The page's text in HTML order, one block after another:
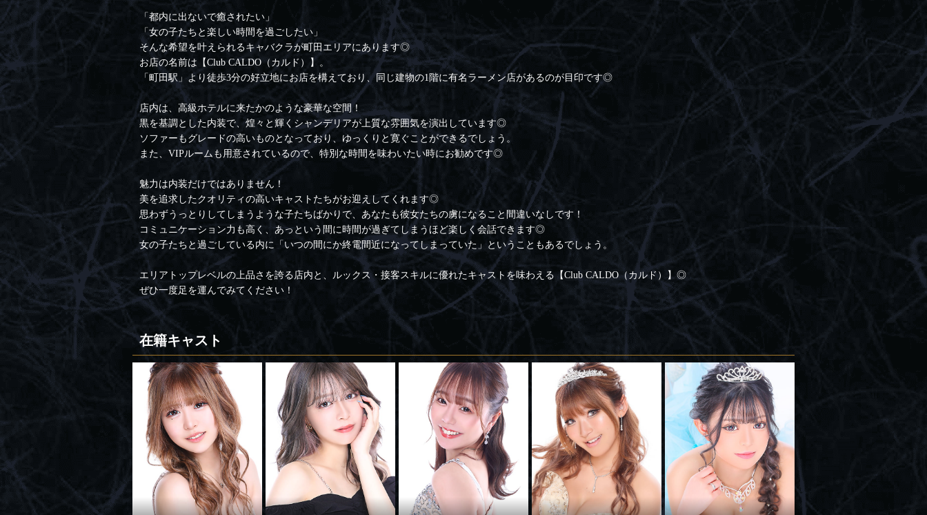
「都内に出ないで癒されたい」
「女の子たちと楽しい時間を過ごしたい」
そんな希望を叶えられるキャバクラが町田エリアにあります◎
お店の名前は【Club CALDO（カルド）】。
「町田駅」より徒歩3分の好立地にお店を構えており、同じ建物の1階に有名ラーメン店があるのが目印です◎
店内は、高級ホテルに来たかのような豪華な空間！
黒を基調とした内装で、煌々と輝くシャンデリアが上質な雰囲気を演出しています◎
ソファーもグレードの高いものとなっており、ゆっくりと寛ぐことができるでしょう。
また、VIPルームも用意されているので、特別な時間を味わいたい時にお勧めです◎
魅力は内装だけではありません！
美を追求したクオリティの高いキャストたちがお迎えしてくれます◎
思わずうっとりしてしまうような子たちばかりで、あなたも彼女たちの虜になること間違いなしです！
コミュニケーション力も高く、あっという間に時間が過ぎてしまうほど楽しく会話できます◎
女の子たちと過ごしている内に「いつの間にか終電間近になってしまっていた」ということもあるでしょう。
エリアトップレベルの上品さを誇る店内と、ルックス・接客スキルに優れたキャストを味わえる【Club CALDO（カルド）】◎
ぜひ一度足を運んでみてください！
在籍キャスト